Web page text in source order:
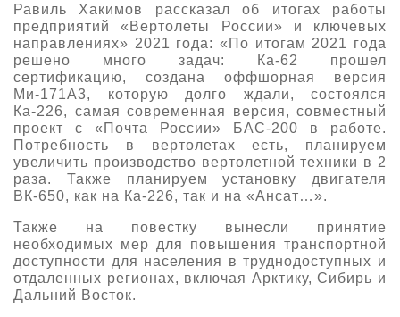
Равиль Хакимов рассказал об итогах работы
предприятий «Вертолеты России» и ключевых
направлениях» 2021 года: «По итогам 2021 года
решено много задач: Ка-62 прошел
сертификацию, создана оффшорная версия
Ми-171А3, которую долго ждали, состоялся
Ка-226, самая современная версия, совместный
проект с «Почта России» БАС-200 в работе.
Потребность в вертолетах есть, планируем
увеличить производство вертолетной техники в 2
раза. Также планируем установку двигателя
ВК-650, как на Ка-226, так и на «Ансат…».
Также на повестку вынесли принятие
необходимых мер для повышения транспортной
доступности для населения в труднодоступных и
отдаленных регионах, включая Арктику, Сибирь и
Дальний Восток.